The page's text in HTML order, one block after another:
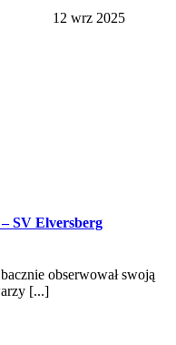
12 wrz 2025
SV Elversberg
obserwował swoją
[...]